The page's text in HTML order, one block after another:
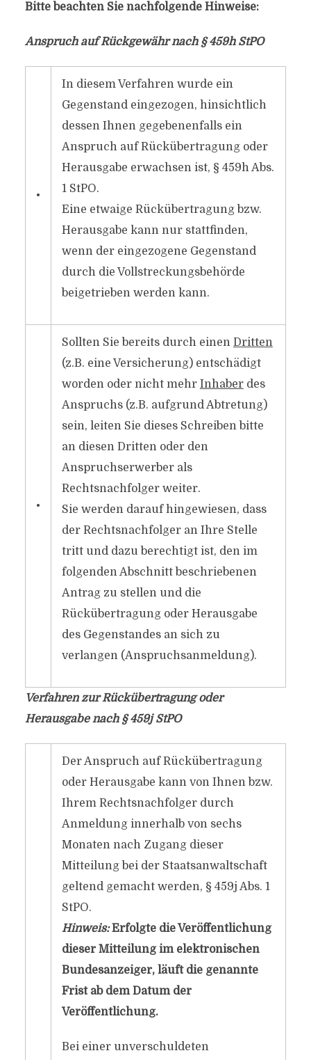
Bitte beachten Sie nachfolgende Hinweise:
Anspruch auf Rückgewähr nach § 459h StPO
•
In diesem Verfahren wurde ein
Gegenstand eingezogen, hinsichtlich
dessen Ihnen gegebenenfalls ein
Anspruch auf Rückübertragung oder
Herausgabe erwachsen ist, § 459h Abs.
1 StPO.
Eine etwaige Rückübertragung bzw.
Herausgabe kann nur stattfinden,
wenn der eingezogene Gegenstand
durch die Vollstreckungsbehörde
beigetrieben werden kann.
•
Sollten Sie bereits durch einen Dritten
(z.B. eine Versicherung) entschädigt
worden oder nicht mehr Inhaberdes
Anspruchs (z.B. aufgrund Abtretung)
sein, leiten Sie dieses Schreiben bitte
an diesen Dritten oder den
Anspruchserwerber als
Rechtsnachfolger weiter.
Sie werden darauf hingewiesen, dass
der Rechtsnachfolger an Ihre Stelle
tritt und dazu berechtigt ist, den im
folgenden Abschnitt beschriebenen
Antrag zu stellen und die
Rückübertragung oder Herausgabe
des Gegenstandes an sich zu
verlangen (Anspruchsanmeldung).
Verfahren zur Rückübertragung oder
Herausgabe nach § 459j StPO
Der Anspruch auf Rückübertragung
oder Herausgabe kann von Ihnen bzw.
Ihrem Rechtsnachfolger durch
Anmeldung innerhalb von sechs
Monaten nach Zugang dieser
Mitteilung bei der Staatsanwaltschaft
geltend gemacht werden, § 459j Abs. 1
StPO.
Hinweis:Erfolgte die Veröffentlichung
dieser Mitteilung im elektronischen
Bundesanzeiger, läuft die genannte
Frist ab dem Datum der
Veröffentlichung.
Bei einer unverschuldeten